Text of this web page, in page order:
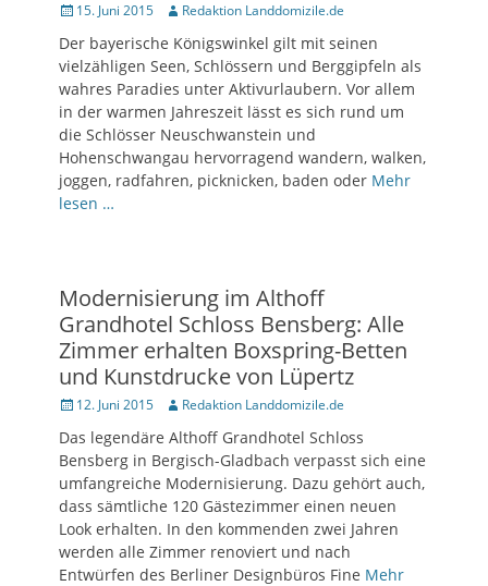
Posted
15. Juni 2015 Author
Redaktion Landdomizile.de
Der bayerische Königswinkel gilt mit seinen
vielzähligen Seen, Schlössern und Berggipfeln als
wahres Paradies unter Aktivurlaubern. Vor allem
in der warmen Jahreszeit lässt es sich rund um
die Schlösser Neuschwanstein und
Hohenschwangau hervorragend wandern, walken,
joggen, radfahren, picknicken, baden oder Mehr
lesen …
Modernisierung im Althoff
Grandhotel Schloss Bensberg: Alle
Zimmer erhalten Boxspring-Betten
und Kunstdrucke von Lüpertz
Posted
12. Juni 2015 Author
Redaktion Landdomizile.de
Das legendäre Althoff Grandhotel Schloss
Bensberg in Bergisch-Gladbach verpasst sich eine
umfangreiche Modernisierung. Dazu gehört auch,
dass sämtliche 120 Gästezimmer einen neuen
Look erhalten. In den kommenden zwei Jahren
werden alle Zimmer renoviert und nach
Entwürfen des Berliner Designbüros Fine Mehr